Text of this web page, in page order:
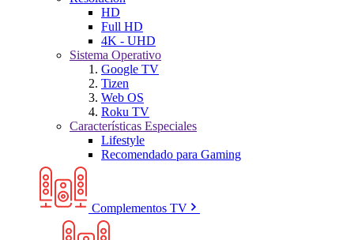
HD
Full HD
4K - UHD
Sistema Operativo
Google TV
Tizen
Web OS
Roku TV
Características Especiales
Lifestyle
Recomendado para Gaming
Complementos TV